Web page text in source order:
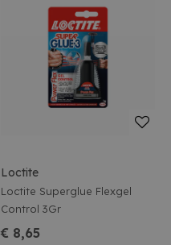
Loctite
Loctite Superglue Flexgel
Control 3Gr
€ 8,65